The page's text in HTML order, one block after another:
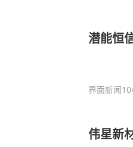
潜能恒
界面新闻
伟星新